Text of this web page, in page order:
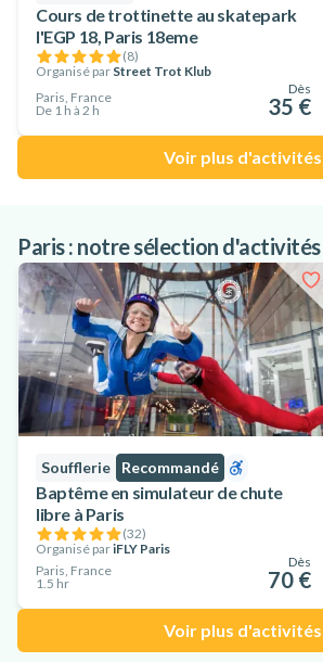
- Pause déjeuner (prévoir pique-nique)
- Débriefing sur la session du matin
- Départ vers un autre spot (trott ou
- Pause pour le gouter (prévoir barre de
- Retour au local PSC en fonction du
Cours de trottinette au skatepark
l'EGP 18, Paris 18eme
(8)
Organisé par Street Trot Klub
Paris, France
De 1 h à 2 h
Dès
35 €
Voir plus d'activités
Paris : notre sélection d'activités
Soufflerie Recommandé
Baptême en simulateur de chute
libre à Paris
(32)
Organisé pariFLY Paris
Paris, France
1.5 hr
Dès
70 €
Voir plus d'activités